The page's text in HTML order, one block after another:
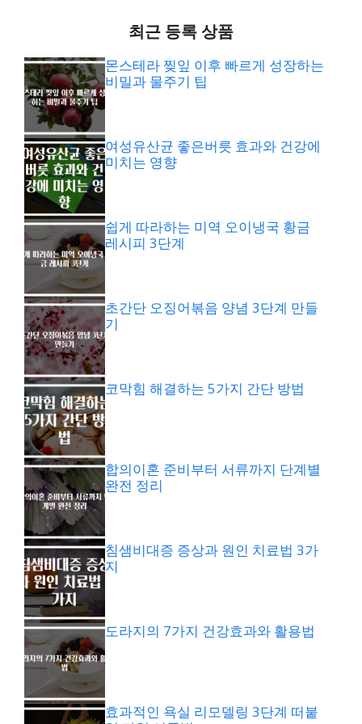
최근 등록 상품
몬스테라 찢잎 이후 빠르게 성장하는
비밀과 물주기 팁
여성유산균 좋은버릇 효과와 건강에
미치는 영향
쉽게 따라하는 미역 오이냉국 황금
레시피 3단계
초간단 오징어볶음 양념 3단계 만들
기
코막힘 해결하는 5가지 간단 방법
합의이혼 준비부터 서류까지 단계별
완전 정리
침샘비대증 증상과 원인 치료법 3가
지
도라지의 7가지 건강효과와 활용법
효과적인 욕실 리모델링 3단계 떠붙